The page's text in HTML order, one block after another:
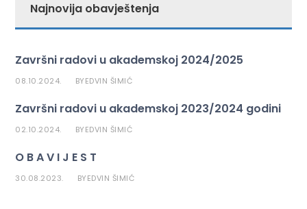
Najnovija obavještenja
Završni radovi u akademskoj 2024/2025
08.10.2024. BYEDVIN ŠIMIĆ
Završni radovi u akademskoj 2023/2024 godini
02.10.2024. BYEDVIN ŠIMIĆ
O B A V I J E S T
30.08.2023. BYEDVIN ŠIMIĆ